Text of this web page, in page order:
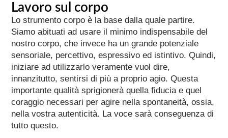
Lavoro sul corpo
Lo strumento corpo è la base dalla quale partire.
Siamo abituati ad usare il minimo indispensabile del
nostro corpo, che invece ha un grande potenziale
sensoriale, percettivo, espressivo ed istintivo. Quindi,
iniziare ad utilizzarlo veramente vuol dire,
innanzitutto, sentirsi di più a proprio agio. Questa
importante qualità sprigionerà quella fiducia e quel
coraggio necessari per agire nella spontaneità, ossia,
nella vostra autenticità. La voce sarà conseguenza di
tutto questo.